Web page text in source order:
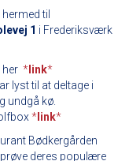
til
1 i Frederiksværk
her * link*
lyst til at deltage i
undgå kø.
* link*
Bødkergården
deres populære